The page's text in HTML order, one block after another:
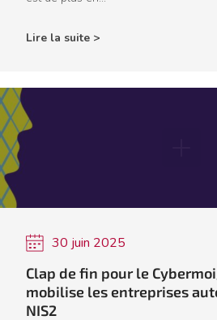
Lire la suite >
30 juin 2025
Clap de fin pour le
mobilise les entreprises
NIS2